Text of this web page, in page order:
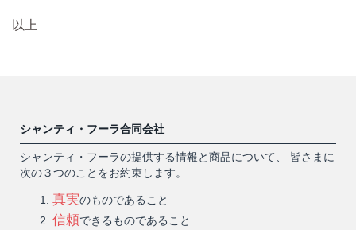
以上
シャンティ・フーラ合同会社
シャンティ・フーラの提供する情報と商品について、 皆さまに
次の３つのことをお約束します。
真実のものであること
信頼できるものであること